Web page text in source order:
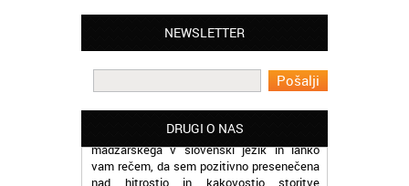
NEWSLETTER
DRUGI O NAS
Oxford, ker so resnično profesionalni in
prevajalske storitve opravljajo hitro in
Martina iz Bleda:
Potrebovala sem prevajanje iz
madžarskega v slovenski jezik in lahko
vam rečem, da sem pozitivno presenečena
nad hitrostjo in kakovostjo storitve
prevajalcev Akademije Oxford.